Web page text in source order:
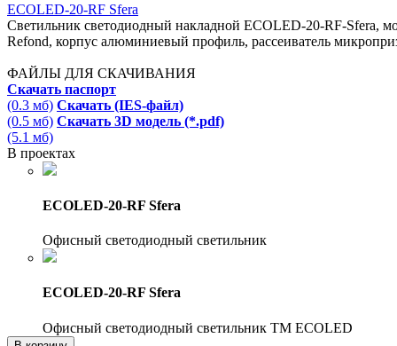
ECOLED-20-RF Sfera
Светильник светодиодный накладной ECOLED-20-RF-Sfera,
Refond, корпус алюминиевый профиль, рассеиватель
ФАЙЛЫ ДЛЯ СКАЧИВАНИЯ
Скачать паспорт
(0.3 мб) Скачать (IES-файл)
(0.5 мб) Скачать 3D модель (*.pdf)
(5.1 мб)
В проектах
ECOLED-20-RF Sfera
Офисный светодиодный светильник
ECOLED-20-RF Sfera
Офисный светодиодный светильник TM ECOLED